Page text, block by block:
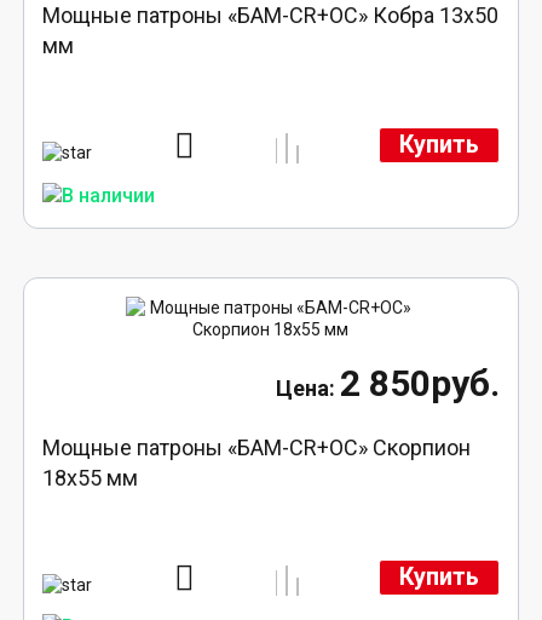
Мощные патроны «БАМ-CR+ОС» Кобра 13х50
мм
Купить
2 850руб.
Мощные патроны «БАМ-CR+ОС» Скорпион
18х55 мм
Купить